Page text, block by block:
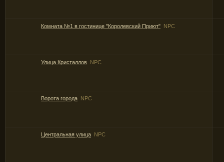
Комната №1 в гостинице "Королевский Приют" NPC
Улица Кристаллов NPC
Ворота города NPC
Центральная улица NPC